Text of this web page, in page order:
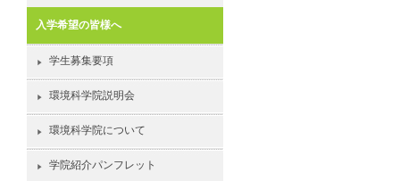
入学希望の皆様へ
学生募集要項
環境科学院説明会
環境科学院について
学院紹介パンフレット